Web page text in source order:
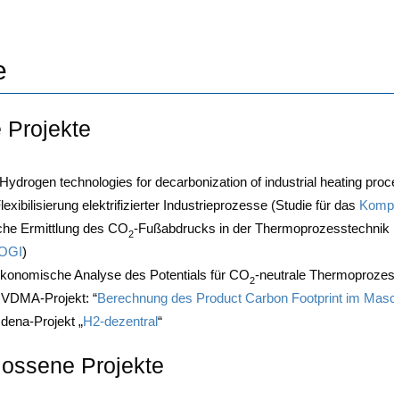
Projekte
tech­no­lo­gies for decar­bo­niza­ti­on of indus­tri­al hea­ting
elek­tri­fi­zier­ter Indus­trie­pro­zes­se (Stu­die für das
Ermitt­lung des CO2-Fuß­ab­drucks in der
)
Ana­ly­se des Poten­ti­als für CO2-neu­tra­le
Pro­jekt: “Berech­nung des Pro­duct Car­bon Foot­print im
Pro­jekt „H2-dezen­tral“
Projekte